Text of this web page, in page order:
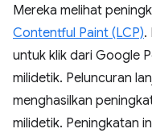
Mereka melihat
Contentful Paint (LCP).
untuk klik dari Google
milidetik. Peluncuran
menghasilkan
milidetik. Peningkatan